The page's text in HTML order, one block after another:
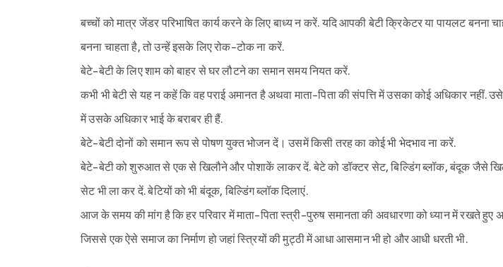
बच्चों को मात्र जेंडर परिभाषित कार्य करने के लिए बाध्य न करें. यदि आपकी बेटी क्रिकेटर या पायलट बनना
बनना चाहता है, तो उन्हें इसके लिए रोक-टोक ना करें.
बेटे-बेटी के लिए शाम को बाहर से घर लौटने का समान समय नियत करें.
कभी भी बेटी से यह न कहें कि वह पराई अमानत है अथवा माता-पिता की संपत्ति में उसका कोई अधिकार नहीं.
में उसके अधिकार भाई के बराबर ही हैं.
बेटे-बेटी दोनों को समान रूप से पोषण युक्त भोजन दें। उसमें किसी तरह का कोई भी भेदभाव ना करें.
बेटे-बेटी को शुरुआत से एक से खिलौने और पोशाकें लाकर दें. बेटे को डॉक्टर सेट, बिल्डिंग ब्लॉक, बंदूक जैसे
सेट भी ला कर दें. बेटियों को भी बंदूक, बिल्डिंग ब्लॉक दिलाएं.
आज के समय की मांग है कि हर परिवार में माता-पिता स्त्री-पुरुष समानता की अवधारणा को ध्यान में रखते हुए
जिससे एक ऐसे समाज का निर्माण हो जहां स्त्रियों की मुट्ठी में आधा आसमान भी हो और आधी धरती भी.